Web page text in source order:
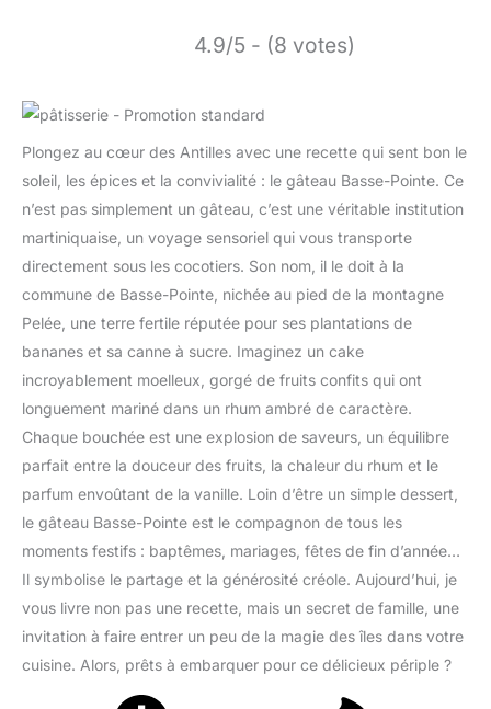
4.9/5 - (8 votes)
Plongez au cœur des Antilles avec une recette qui sent bon le
soleil, les épices et la convivialité : le gâteau Basse-Pointe. Ce
n’est pas simplement un gâteau, c’est une véritable institution
martiniquaise, un voyage sensoriel qui vous transporte
directement sous les cocotiers. Son nom, il le doit à la
commune de Basse-Pointe, nichée au pied de la montagne
Pelée, une terre fertile réputée pour ses plantations de
bananes et sa canne à sucre. Imaginez un cake
incroyablement moelleux, gorgé de fruits confits qui ont
longuement mariné dans un rhum ambré de caractère.
Chaque bouchée est une explosion de saveurs, un équilibre
parfait entre la douceur des fruits, la chaleur du rhum et le
parfum envoûtant de la vanille. Loin d’être un simple dessert,
le gâteau Basse-Pointe est le compagnon de tous les
moments festifs : baptêmes, mariages, fêtes de fin d’année…
Il symbolise le partage et la générosité créole. Aujourd’hui, je
vous livre non pas une recette, mais un secret de famille, une
invitation à faire entrer un peu de la magie des îles dans votre
cuisine. Alors, prêts à embarquer pour ce délicieux périple ?